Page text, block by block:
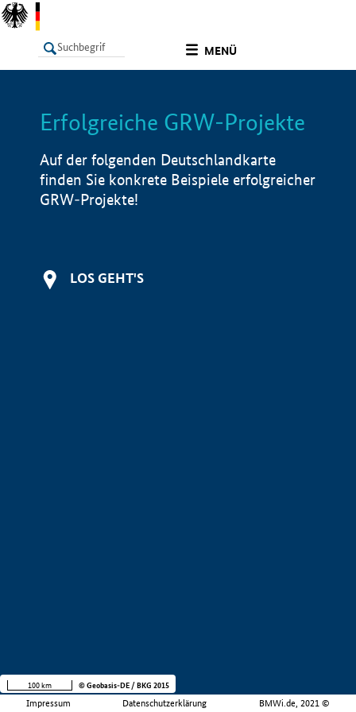
MENÜ
LISTE Info
Erfolgreiche GRW-Projekte
Auf der folgenden Deutschlandkarte
finden Sie konkrete Beispiele erfolgreicher
GRW-Projekte!
LOS GEHT'S
Impressum Datenschutzerklärung BMWi.de, 2021 ©
100 km © Geobasis-DE / BKG 2015